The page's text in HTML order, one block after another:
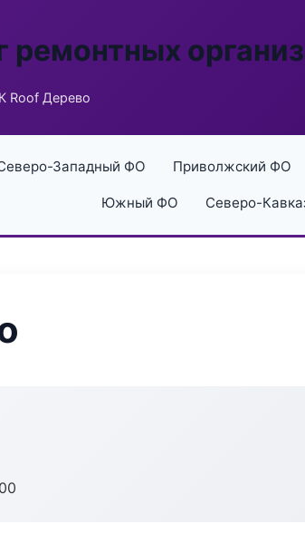
ремонтных
Roof Дерево
Западный ФО Приволжский ФО
Южный ФО Северо-